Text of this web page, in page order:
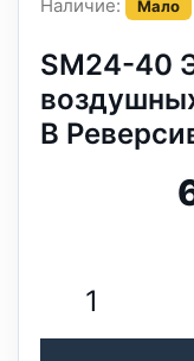
Наличие:
Мало
SM24-40
В